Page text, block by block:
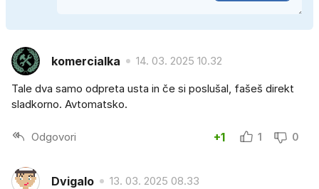
komercialka 14. 03. 2025 10.32
Tale dva samo odpreta usta in če si poslušal, fašeš direkt
sladkorno. Avtomatsko.
Odgovori +1 1 0
Dvigalo 13. 03. 2025 08.33